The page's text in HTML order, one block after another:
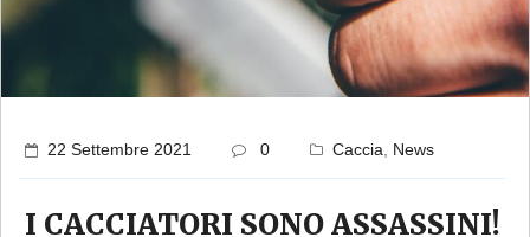
22 Settembre 2021 0 Caccia, News
I CACCIATORI SONO ASSASSINI!